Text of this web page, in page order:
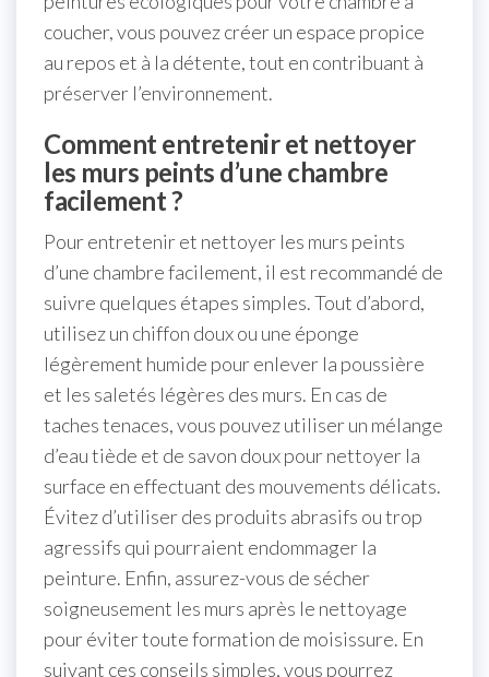
coucher, vous pouvez créer un espace propice
au repos et à la détente, tout en contribuant à
préserver l’environnement.
Comment entretenir et nettoyer
les murs peints d’une chambre
facilement ?
Pour entretenir et nettoyer les murs peints
d’une chambre facilement, il est recommandé de
suivre quelques étapes simples. Tout d’abord,
utilisez un chiffon doux ou une éponge
légèrement humide pour enlever la poussière
et les saletés légères des murs. En cas de
taches tenaces, vous pouvez utiliser un mélange
d’eau tiède et de savon doux pour nettoyer la
surface en effectuant des mouvements délicats.
Évitez d’utiliser des produits abrasifs ou trop
agressifs qui pourraient endommager la
peinture. Enfin, assurez-vous de sécher
soigneusement les murs après le nettoyage
pour éviter toute formation de moisissure. En
suivant ces conseils simples, vous pourrez